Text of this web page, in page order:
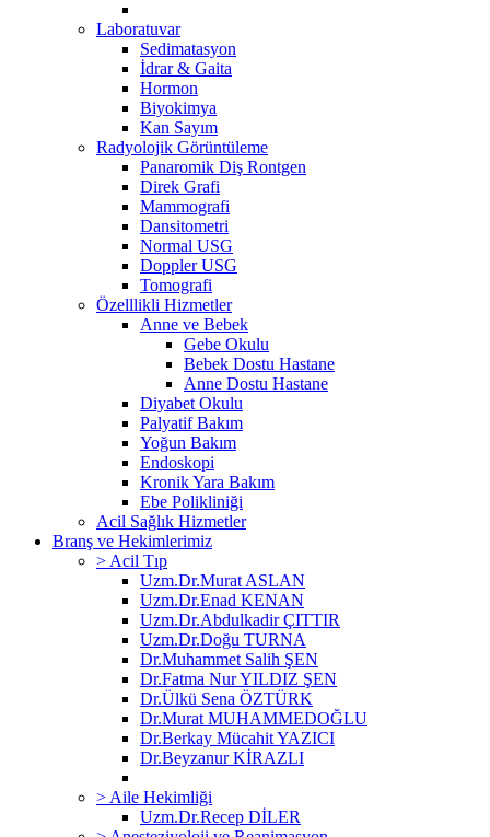
Laboratuvar
Sedimatasyon
İdrar & Gaita
Hormon
Biyokimya
Kan Sayım
Radyolojik Görüntüleme
Panaromik Diş Rontgen
Direk Grafi
Mammografi
Dansitometri
Normal USG
Doppler USG
Tomografi
Özelllikli Hizmetler
Anne ve Bebek
Gebe Okulu
Bebek Dostu Hastane
Anne Dostu Hastane
Diyabet Okulu
Palyatif Bakım
Yoğun Bakım
Endoskopi
Kronik Yara Bakım
Ebe Polikliniği
Acil Sağlık Hizmetler
Branş ve Hekimlerimiz
> Acil Tıp
Uzm.Dr.Murat ASLAN
Uzm.Dr.Enad KENAN
Uzm.Dr.Abdulkadir ÇITTIR
Uzm.Dr.Doğu TURNA
Dr.Muhammet Salih ŞEN
Dr.Fatma Nur YILDIZ ŞEN
Dr.Ülkü Sena ÖZTÜRK
Dr.Murat MUHAMMEDOĞLU
Dr.Berkay Mücahit YAZICI
Dr.Beyzanur KİRAZLI
> Aile Hekimliği
Uzm.Dr.Recep DİLER